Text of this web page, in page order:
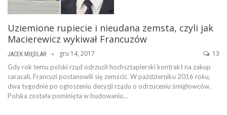
Uziemione rupiecie i nieudana zemsta, czyli jak
Macierewicz wykiwał Francuzów
JACEK MIĘDLAR gru 14, 2017 13
Gdy rok temu polski rząd odrzucił hochsztaplerski kontrakt na zakup
caracali, Francuzi postanowili się zemścić. W październiku 2016 roku,
dwa tygodnie po ogłoszeniu decyzji rządu o odrzuceniu śmigłowców,
Polska została pominięta w budowaniu…